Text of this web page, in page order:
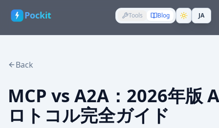
Pockit Tools Blog JA
Back
MCP vs A2A：2026年版
ロトコル完全ガイド